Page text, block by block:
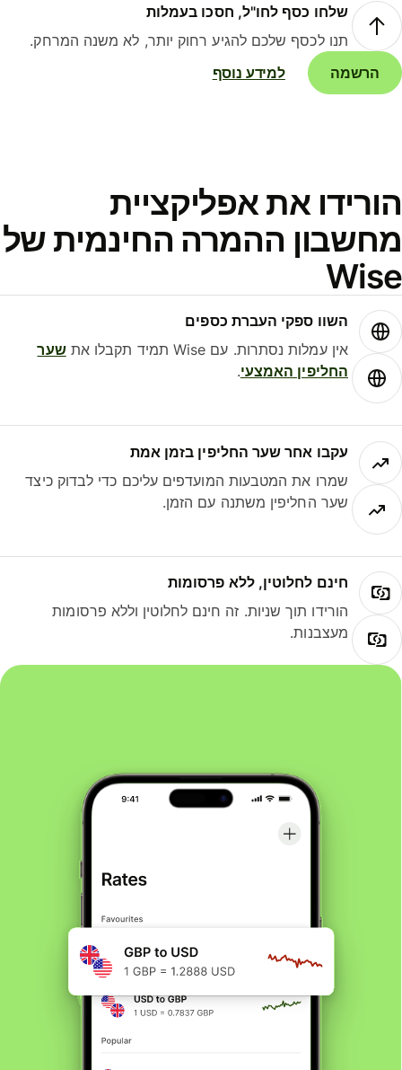
שלחו כסף לחו"ל, חסכו בעמלות
תנו לכסף שלכם להגיע רחוק יותר, לא משנה המרחק.
הרשמה
למידע נוסף
את אפליקציית
ההמרה החינמית של
השוו ספקי העברת כספים
אין עמלות נסתרות. עם Wise תמיד תקבלו את
שער
החליפין האמצעי.
עקבו אחר שער החליפין בזמן אמת
שמרו את המטבעות המועדפים עליכם כדי לבדוק כיצד
שער החליפין משתנה עם הזמן.
חינם לחלוטין, ללא פרסומות
הורידו תוך שניות. זה חינם לחלוטין וללא פרסומות
מעצבנות.